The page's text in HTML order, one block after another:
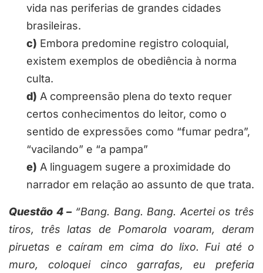
vida nas periferias de grandes cidades
brasileiras.
c) Embora predomine registro coloquial,
existem exemplos de obediência à norma
culta.
d) A compreensão plena do texto requer
certos conhecimentos do leitor, como o
sentido de expressões como “fumar pedra”,
“vacilando” e “a pampa”
e) A linguagem sugere a proximidade do
narrador em relação ao assunto de que trata.
Questão 4 – “Bang. Bang. Bang. Acertei os três
tiros, três latas de Pomarola voaram, deram
piruetas e caíram em cima do lixo. Fui até o
muro, coloquei cinco garrafas, eu preferia